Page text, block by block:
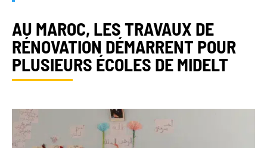
AU MAROC, LES TRAVAUX DE
RÉNOVATION DÉMARRENT POUR
PLUSIEURS ÉCOLES DE MIDELT